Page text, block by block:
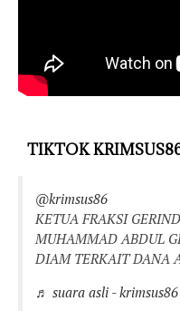
TIKTOK
@krimsus86
KETUA FRAKSI
MUHAMMAD ABDUL
DIAM TERKAIT DANA
♬ suara asli - krimsus86